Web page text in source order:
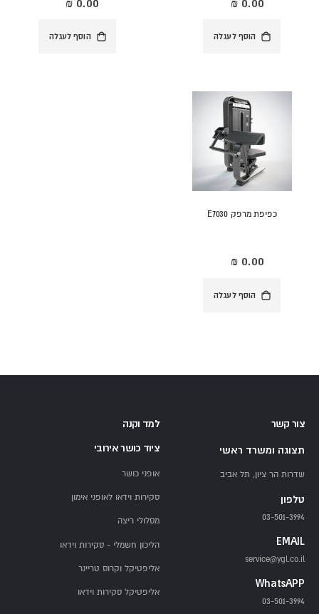
הוסף לעגלה הוסף לעגלה
כפיפת מרפק E7030
הוסף לעגלה
צור קשר
תצוגה ומשרד ראשי
שדרות הר ציון, תל אביב
טלפון
03-501-3994
EMAIL
service@ygl.co.il
WhatsAPP
03-501-3994
למד וקנה
ציוד כושר אירובי
אופני כושר
סקירות וידאו לאופני אימון
מסלולי ריצה
הליכון חשמלי - סקירות וידאו
אליפטיקל וקרוס טריינר
אליפטיקל סקירות וידאו